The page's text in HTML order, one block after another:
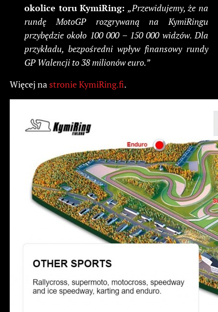
okolice toru KymiRing: „Przewidujemy, że na
rundę MotoGP rozgrywaną na KymiRingu
przybędzie około 100 000 – 150 000 widzów. Dla
przykładu, bezpośredni wpływ finansowy rundy
GP Walencji to 38 milionów euro.”
Więcej na stronie KymiRing.fi.